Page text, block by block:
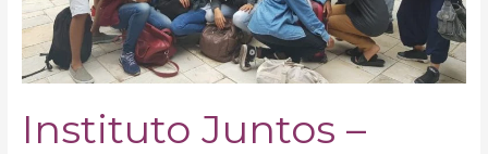
Instituto Juntos –